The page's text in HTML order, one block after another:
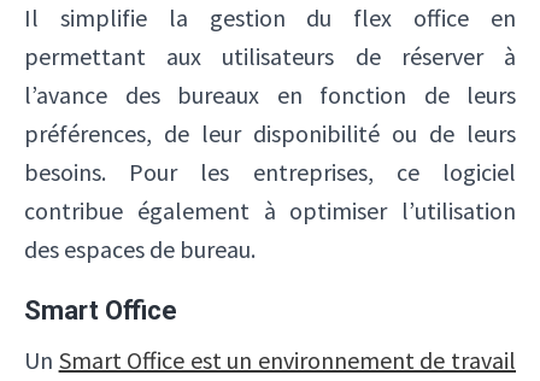
Il simplifie la gestion du flex office en
permettant aux utilisateurs de réserver à
l’avance des bureaux en fonction de leurs
préférences, de leur disponibilité ou de leurs
besoins. Pour les entreprises, ce logiciel
contribue également à optimiser l’utilisation
des espaces de bureau.
Smart Office
Un Smart Office est un environnement de travail